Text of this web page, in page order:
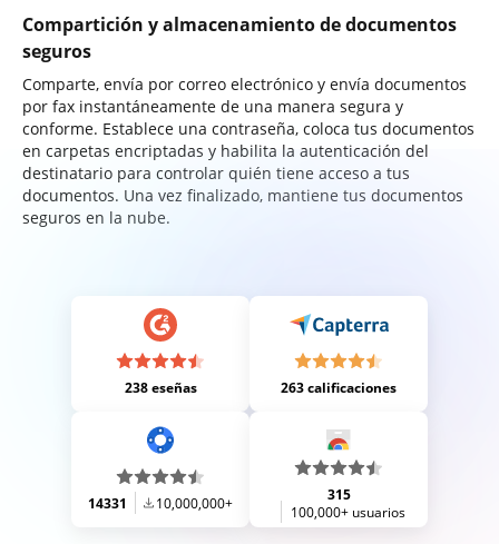
Compartición y almacenamiento de documentos
seguros
Comparte, envía por correo electrónico y envía documentos
por fax instantáneamente de una manera segura y
conforme. Establece una contraseña, coloca tus documentos
en carpetas encriptadas y habilita la autenticación del
destinatario para controlar quién tiene acceso a tus
documentos. Una vez finalizado, mantiene tus documentos
seguros en la nube.
238 eseñas 263 calificaciones
14331 10,000,000+
315
100,000+ usuarios